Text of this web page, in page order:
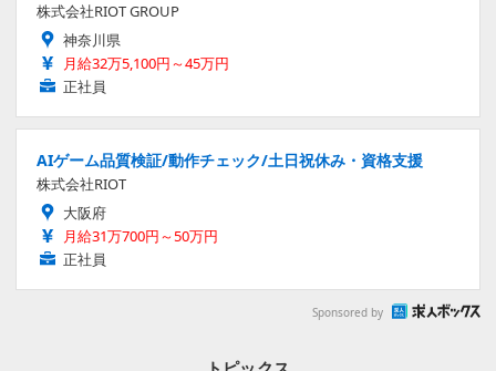
株式会社RIOT GROUP
神奈川県
月給32万5,100円～45万円
正社員
AIゲーム品質検証/動作チェック/土日祝休み・資格支援
株式会社RIOT
大阪府
月給31万700円～50万円
正社員
Sponsored by
トピックス